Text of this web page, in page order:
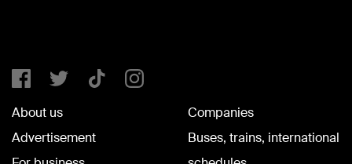
About us
Advertisement
Companies
Buses, trains, international